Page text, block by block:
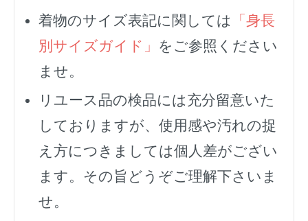
着物のサイズ表記に関しては
「身長
別サイズガイド」 をご参照ください
ませ。
リユース品の検品には充分留意いた
しておりますが、使用感や汚れの捉
え方につきましては個人差がござい
ます。その旨どうぞご理解下さいま
せ。